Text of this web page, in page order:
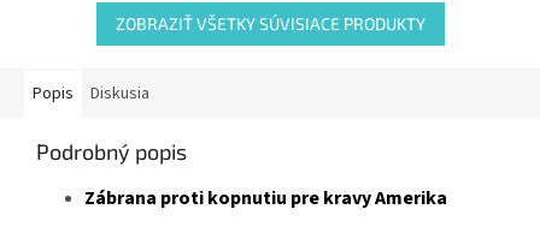
ZOBRAZIŤ VŠETKY SÚVISIACE PRODUKTY
Popis Diskusia
Podrobný popis
Zábrana proti kopnutiu pre kravy Amerika